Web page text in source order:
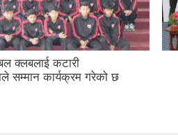
क्लबलाई कटारी
सम्मान कार्यक्रम गरेको छ